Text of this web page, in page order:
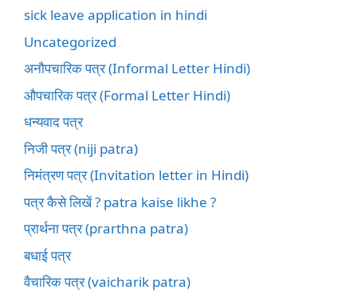
sick leave application in hindi
Uncategorized
अनौपचारिक पत्र (Informal Letter Hindi)
औपचारिक पत्र (Formal Letter Hindi)
धन्यवाद पत्र
निजी पत्र (niji patra)
निमंत्रण पत्र (Invitation letter in Hindi)
पत्र कैसे लिखें ? patra kaise likhe ?
प्रार्थना पत्र (prarthna patra)
बधाई पत्र
वैचारिक पत्र (vaicharik patra)